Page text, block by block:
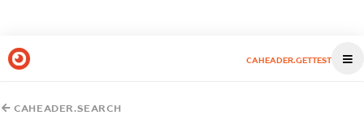
CAHEADER.GETTEST
CAHEADER.SEARCH